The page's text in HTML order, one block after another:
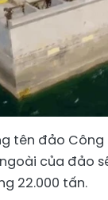
tên đảo Công
của đảo
22.000 tấn.